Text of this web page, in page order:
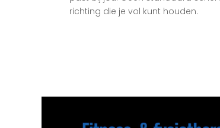
richting die je vol kunt houden.